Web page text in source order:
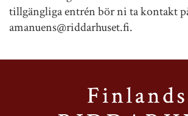
tillgängliga entrén bör ni ta kontakt
amanuens@riddarhuset.fi.